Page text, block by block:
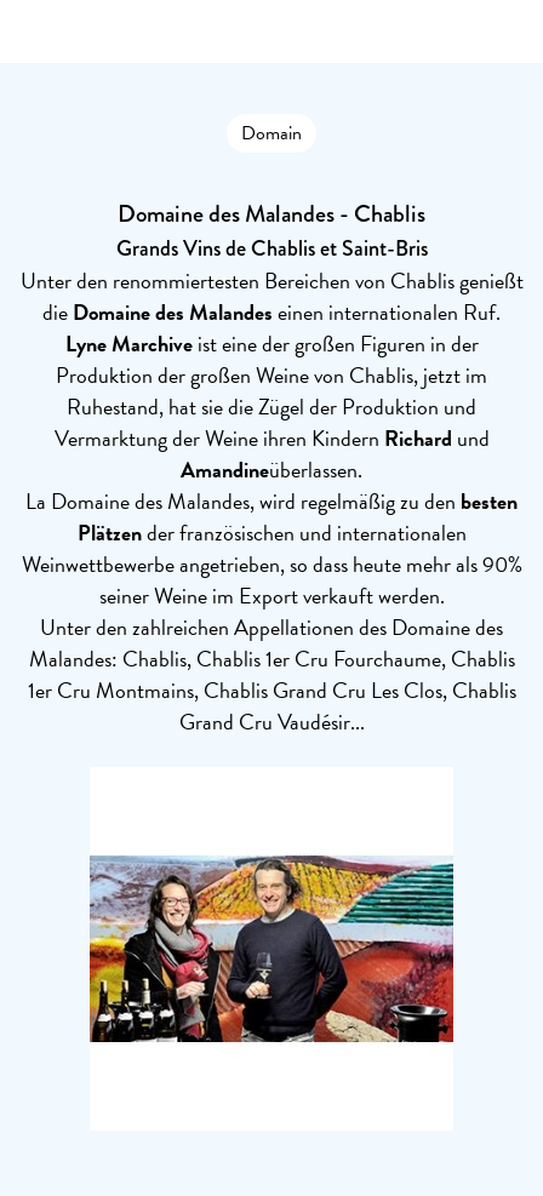
Domain
Domaine des Malandes - Chablis
Grands Vins de Chablis et Saint-Bris
Unter den renommiertesten Bereichen von Chablis genießt
dieDomaine des Malandeseinen internationalen Ruf.
Lyne Marchiveist eine der großen Figuren in der
Produktion der großen Weine von Chablis, jetzt im
Ruhestand, hat sie die Zügel der Produktion und
Vermarktung der Weine ihren Kindern Richard und
Amandineüberlassen.
La Domaine des Malandes, wird regelmäßig zu den besten
Plätzender französischen und internationalen
Weinwettbewerbe angetrieben, so dass heute mehr als 90%
seiner Weine im Export verkauft werden.
Unter den zahlreichen Appellationen des Domaine des
Malandes: Chablis, Chablis 1er Cru Fourchaume, Chablis
1er Cru Montmains, Chablis Grand Cru Les Clos, Chablis
Grand Cru Vaudésir...